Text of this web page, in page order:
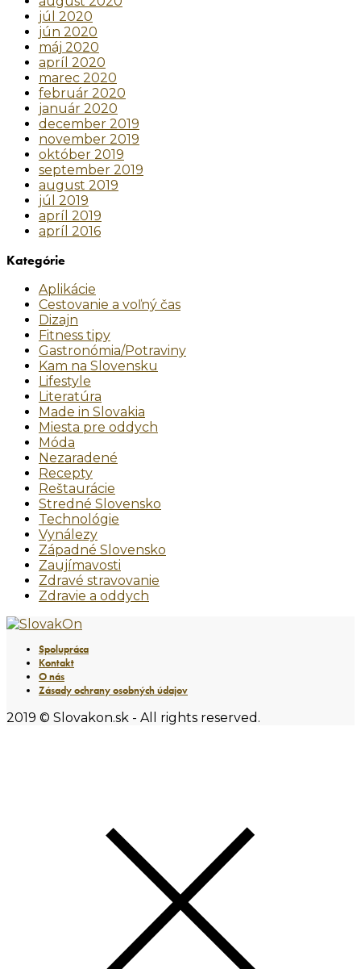
júl 2020
jún 2020
máj 2020
apríl 2020
marec 2020
február 2020
január 2020
december 2019
november 2019
október 2019
september 2019
august 2019
júl 2019
apríl 2019
apríl 2016
Kategórie
Aplikácie
Cestovanie a voľný čas
Dizajn
Fitness tipy
Gastronómia/Potraviny
Kam na Slovensku
Lifestyle
Literatúra
Made in Slovakia
Miesta pre oddych
Móda
Nezaradené
Recepty
Reštaurácie
Stredné Slovensko
Technológie
Vynálezy
Západné Slovensko
Zaujímavosti
Zdravé stravovanie
Zdravie a oddych
Spolupráca
Kontakt
O nás
Zásady ochrany osobných údajov
2019 © Slovakon.sk - All rights reserved.